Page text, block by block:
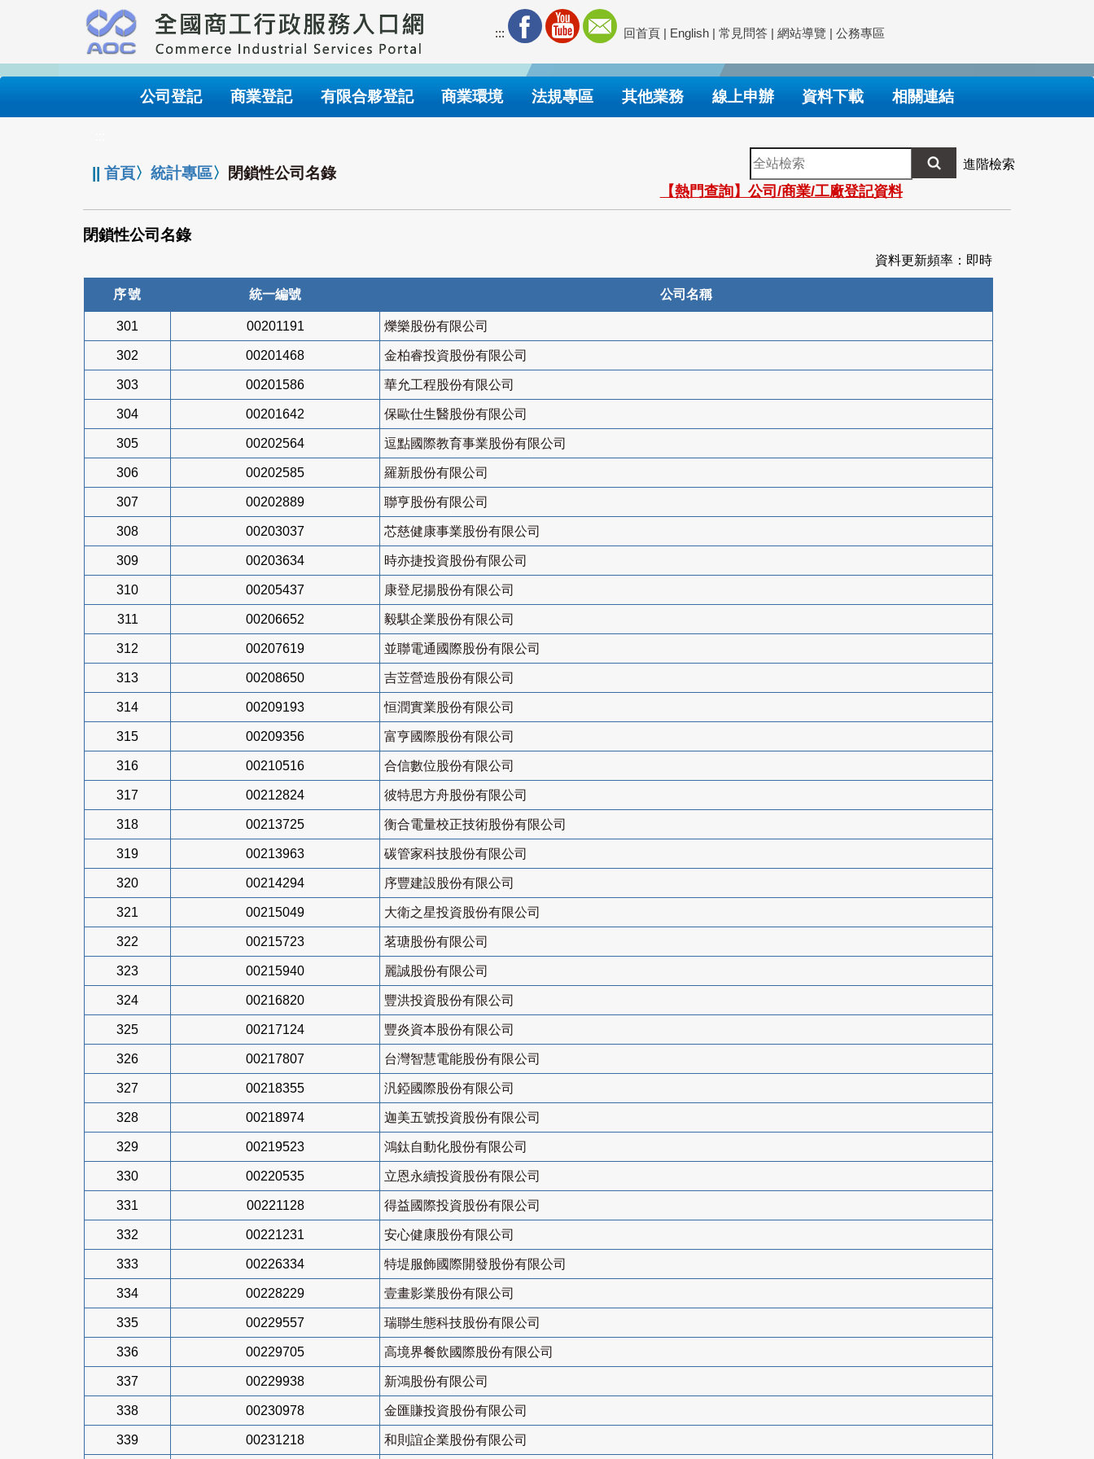
要
內
::: 回首頁 | English | 常見問答 | 網站導覽 | 公務專區
公司登記 商業登記 有限合夥登記 商業環境 法規專區 其他業務 線上申辦 資料下載 相關連結
||首頁〉統計專區〉 閉鎖性公司名錄
全
站
檢
索
進階檢索
【熱門查詢】公司/商業/工廠登記資料
閉鎖性公司名錄
資料更新頻率：即時
序號 統一編號 公司名稱
301 00201191 爍樂股份有限公司
302 00201468 金柏睿投資股份有限公司
303 00201586 華允工程股份有限公司
304 00201642 保歐仕生醫股份有限公司
305 00202564 逗點國際教育事業股份有限公司
306 00202585 羅新股份有限公司
307 00202889 聯亨股份有限公司
308 00203037 芯慈健康事業股份有限公司
309 00203634 時亦捷投資股份有限公司
310 00205437 康登尼揚股份有限公司
311 00206652 毅騏企業股份有限公司
312 00207619 並聯電通國際股份有限公司
313 00208650 吉苙營造股份有限公司
314 00209193 恒潤實業股份有限公司
315 00209356 富亨國際股份有限公司
316 00210516 合信數位股份有限公司
317 00212824 彼特思方舟股份有限公司
318 00213725 衡合電量校正技術股份有限公司
319 00213963 碳管家科技股份有限公司
320 00214294 序豐建設股份有限公司
321 00215049 大衛之星投資股份有限公司
322 00215723 茗瑭股份有限公司
323 00215940 麗誠股份有限公司
324 00216820 豐洪投資股份有限公司
325 00217124 豐炎資本股份有限公司
326 00217807 台灣智慧電能股份有限公司
327 00218355 汎錏國際股份有限公司
328 00218974 迦美五號投資股份有限公司
329 00219523 鴻鈦自動化股份有限公司
330 00220535 立恩永續投資股份有限公司
331 00221128 得益國際投資股份有限公司
332 00221231 安心健康股份有限公司
333 00226334 特堤服飾國際開發股份有限公司
334 00228229 壹畫影業股份有限公司
335 00229557 瑞聯生態科技股份有限公司
336 00229705 高境界餐飲國際股份有限公司
337 00229938 新鴻股份有限公司
338 00230978 金匯賺投資股份有限公司
339 00231218 和則誼企業股份有限公司